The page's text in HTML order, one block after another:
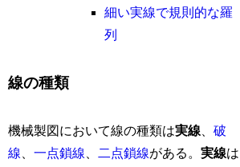
細い実線で規則的な羅
列
線の種類
機械製図において線の種類は実線 、破
線 、一点鎖線 二点鎖線がある。実線は